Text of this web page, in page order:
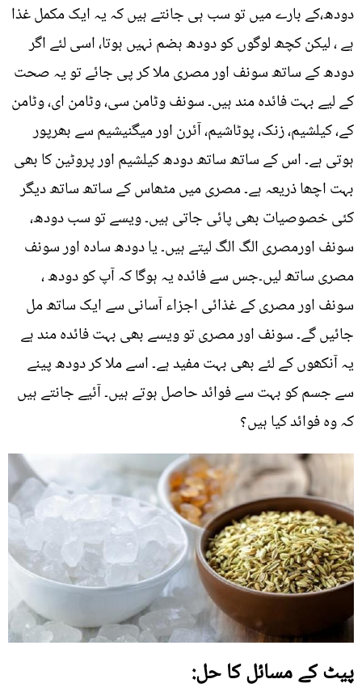
دودھ،کے بارے میں تو سب ہی جانتے ہیں کہ یہ ایک مکمل غذا
ہے ، لیکن کچھ لوگوں کو دودھ ہضم نہیں ہوتا، اسی لئے اگر
دودھ کے ساتھ سونف اور مصری ملا کر پی جائے تو یہ صحت
کے لیے بہت فائدہ مند ہیں۔ سونف وٹامن سی، وٹامن ای، وٹامن
کے، کیلشیم، زنک، پوٹاشیم، آئرن اور میگنیشیم سے بھرپور
ہوتی ہے۔ اس کے ساتھ ساتھ دودھ کیلشیم اور پروٹین کا بھی
بہت اچھا ذریعہ ہے۔ مصری میں مٹھاس کے ساتھ ساتھ دیگر
کئی خصوصیات بھی پائی جاتی ہیں۔ ویسے تو سب دودھ،
سونف اورمصری الگ الگ لیتے ہیں۔ یا دودھ سادہ اور سونف
مصری ساتھ لیں۔جس سے فائدہ یہ ہوگا کہ آپ کو دودھ ،
سونف اور مصری کے غذائی اجزاء آسانی سے ایک ساتھ مل
جائیں گے۔ سونف اور مصری تو ویسے بھی بہت فائدہ مند ہے
یہ آنکھوں کے لئے بھی بہت مفید ہے۔ اسے ملا کر دودھ پینے
سے جسم کو بہت سے فوائد حاصل ہوتے ہیں۔ آئیے جانتے ہیں
کہ وہ فوائد کیا ہیں؟
پیٹ کے مسائل کا حل: